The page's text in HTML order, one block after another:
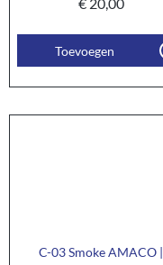
Toevoegen
C-03 Smoke AMACO |